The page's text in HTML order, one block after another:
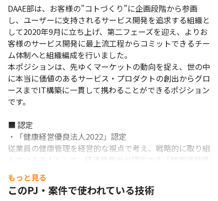
スキルアップの機会を多数設けています。
DAAE部は、お客様の”コトづくり”に企画段階から参画
し、ユーザーに支持されるサービス開発を追求する組織と
して2020年9月に立ち上げ、第二フェーズを迎え、よりお
客様のサービス開発に最上流工程からコミットできるチー
ム体制へと組織編成を行いました。
本ポジションは、先ゆくマーケットの動向を捉え、世の中
に本当に価値のあるサービス・プロダクトの創出からグロ
ースまでIT構築に一貫して携わることができるポジション
です。
■ 認定
・「健康経営優良法人2022」認定
従業員の健康管理を経営的な視点で考え、戦略的に取り組
んでいる法人として、経済産業省が認定する「健康経営優
良法人」に認定されました。
・「えるぼし（3段階目）」認定
もっと見る
このPJ・案件で使われている技術